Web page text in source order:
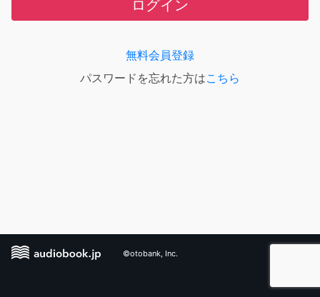
ログイン
無料会員登録
パスワードを忘れた方はこちら
©otobank, Inc.